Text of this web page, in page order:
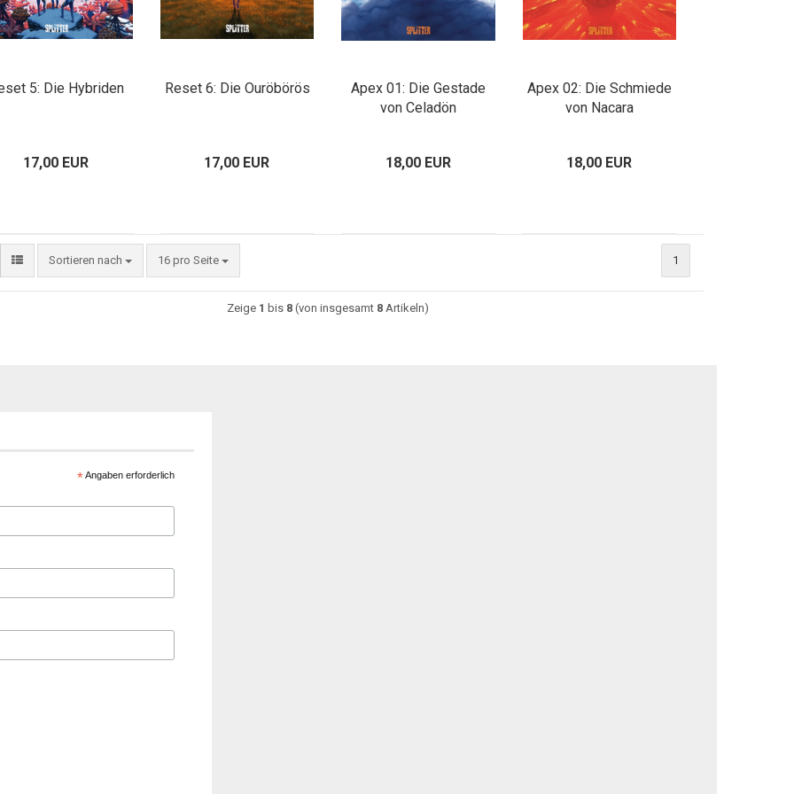
5: Die Hybriden
17,00 EUR
Reset 6: Die Ouröbörös
17,00 EUR
Apex 01: Die Gestade
von Celadön
18,00 EUR
Apex 02: Die Schmiede
von Nacara
18,00 EUR
Sortieren nach 16 pro Seite 1
Zeige 1 bis 8 (von insgesamt 8 Artikeln)
*Angaben erforderlich